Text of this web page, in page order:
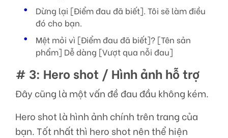
Dừng lại [Điểm đau đã biết]. Tôi sẽ làm điều
đó cho bạn.
Mệt mỏi vì [Điểm đau đã biết]? [Tên sản
phẩm] Dễ dàng [Vượt qua nỗi đau]
# 3: Hero shot / Hình ảnh hỗ trợ
Đây cũng là một vấn đề đau đầu không kém.
Hero shot là hình ảnh chính trên trang của
bạn. Tốt nhất thì hero shot nên thể hiện